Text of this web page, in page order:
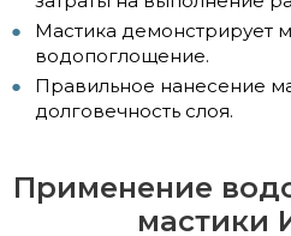
Мастика демонстрирует
водопоглощение.
Правильное нанесение
долговечность слоя.
Применение
мастики